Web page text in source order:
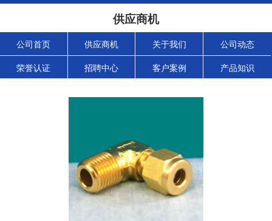
供应商机
公司首页 供应商机 关于我们 公司动态
荣誉认证 招聘中心 客户案例 产品知识